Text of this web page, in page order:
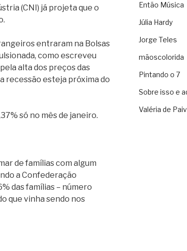
(CNI) já projeta que o
entraram na Bolsas
como escreveu
alta dos preços das
recessão esteja próxima do
só no mês de janeiro.
de famílias com algum
a Confederação
das famílias – número
que vinha sendo nos
Então Música
Júlia Hardy
Jorge Teles
mãoscolorida
Pintando o 7
Sobre isso e
Valéria de